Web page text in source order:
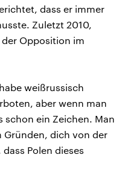
dass er immer
Zuletzt 2010,
Opposition im
weißrussisch
aber wenn man
schon ein Zeichen. Man
Gründen, dich von der
Polen dieses